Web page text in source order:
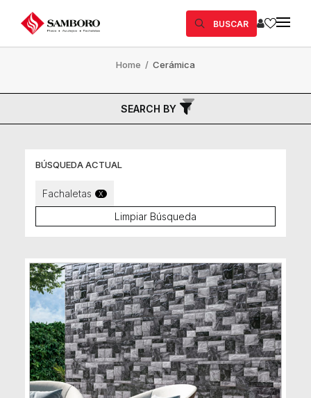
BUSCAR
Home / Cerámica
SEARCH BY
BÚSQUEDA ACTUAL
Fachaletas X
Limpiar Búsqueda